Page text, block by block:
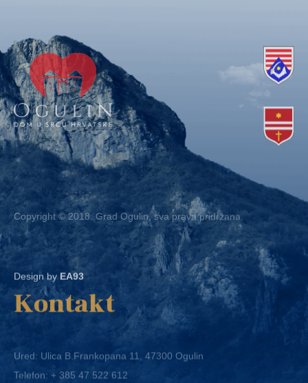
Copyright © 2018. Grad Ogulin, sva prava pridržana.
Design by EA93
Kontakt
Ured: Ulica B.Frankopana 11, 47300 Ogulin
Telefon:+ 385 47 522 612
Telefaks: + 385 47 522 821